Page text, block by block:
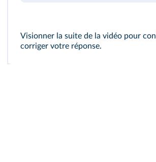
Visionner la suite de la vidéo pour
corriger votre réponse.